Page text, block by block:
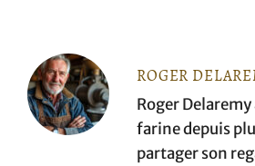
ROGER
Roger
farine depuis
partager son